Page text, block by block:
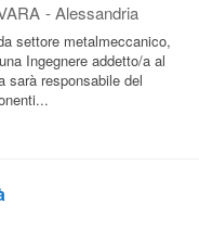
- Alessandria
settore metalmeccanico,
Ingegnere addetto/a al
sarà responsabile del